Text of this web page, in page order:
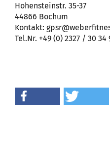
Hohensteinstr. 35-37
44866 Bochum
Kontakt:
Tel.Nr. +49 (0) 2327 / 30 34